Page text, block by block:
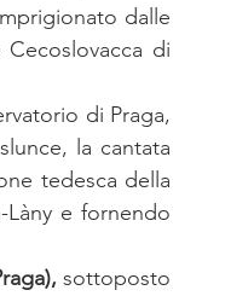
dalle
di
di Praga,
la cantata
tedesca della
Làny e fornendo
sottoposto